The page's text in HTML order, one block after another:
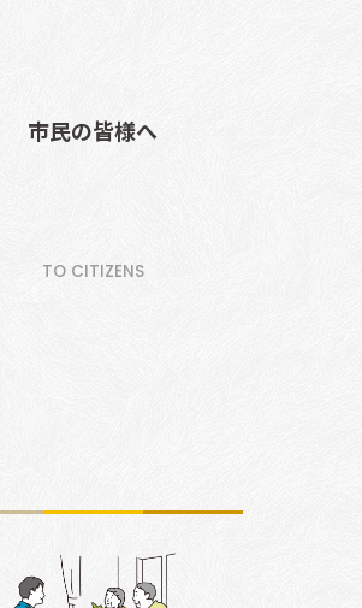
市民の皆様へ
TO CITIZENS